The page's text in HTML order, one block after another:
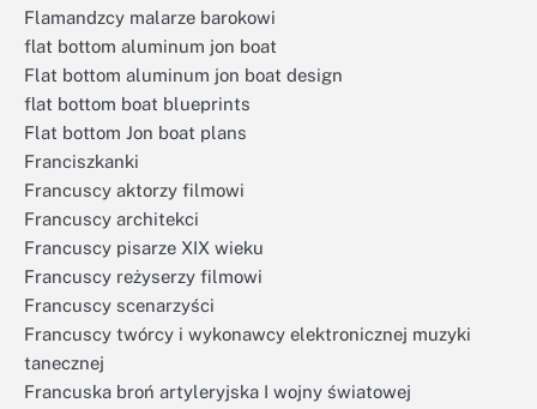
Flamandzcy malarze barokowi
flat bottom aluminum jon boat
Flat bottom aluminum jon boat design
flat bottom boat blueprints
Flat bottom Jon boat plans
Franciszkanki
Francuscy aktorzy filmowi
Francuscy architekci
Francuscy pisarze XIX wieku
Francuscy reżyserzy filmowi
Francuscy scenarzyści
Francuscy twórcy i wykonawcy elektronicznej muzyki
tanecznej
Francuska broń artyleryjska I wojny światowej